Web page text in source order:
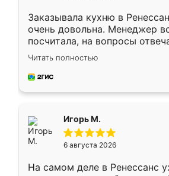
Заказывала кухню в
очень довольна. Менеджер
посчитала, на вопросы
Замерщик приехал в
делу со всей
за день, ребята работали
Читать полностью
Игорь М.
6 августа 2026
На самом деле в Ренессанс